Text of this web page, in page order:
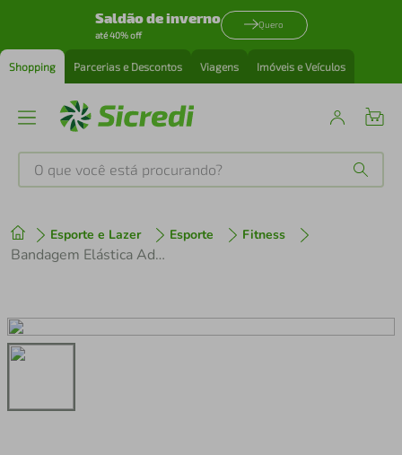
Saldão de inverno
até 40% off
Quero
Shopping Parcerias e Descontos Viagens Imóveis e Veículos
O que você está procurando?
Esporte e Lazer Esporte Fitness
Bandagem Elástica Adesiva Kinesio Sport Rosa
1º tenis